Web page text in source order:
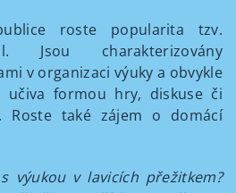
roste popularita tzv.
Jsou charakterizovány
v organizaci výuky a obvykle
formou hry, diskuse či
Roste také zájem o domácí
s výukou v lavicích přežitkem?